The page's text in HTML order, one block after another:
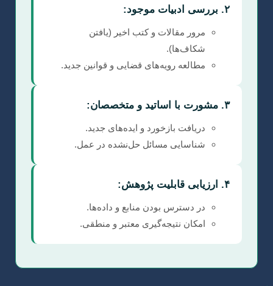
مرور مقالات و کتب اخیر (یافتن
شکاف‌ها).
مطالعه رویه‌های قضایی و قوانین جدید.
دریافت بازخورد و ایده‌های جدید.
شناسایی مسائل حل‌نشده در عمل.
در دسترس بودن منابع و داده‌ها.
امکان نتیجه‌گیری معتبر و منطقی.